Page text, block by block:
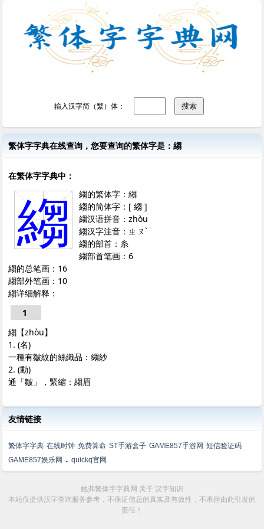
输入汉字简（繁）体：
繁体字字典在线查询，您要查询的繁体字是：縐
在繁体字字典中：
縐
縐的繁体字：縐
縐的简体字：[ 縐 ]
縐汉语拼音：zhòu
縐汉字注音：ㄓㄡˋ
縐的部首：糸
縐部首笔画：6
縐的总笔画：16
縐部外笔画：10
縐详细解释：
1
縐【zhòu】
1. (名)
一種有皺紋的絲織品：縐紗
2. (動)
通「皺」，緊縮：縐眉
友情链接
繁体字字典 在线时钟 免费算命 ST手游盒子 GAME857手游网 短信验证码
GAME857娱乐网 .quickq官网
她弗繁体字字典网 关于 汉字知识
本站仅提供汉字查询服务参考，不保证信息的真实及有效性，不承担由此引发的
责任！